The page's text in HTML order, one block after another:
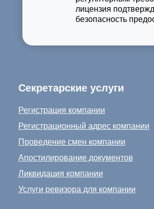
лицензия
безопасность
Секретарские услуги
Регистрация компании
Регистрационный адрес компании
Проведение смен компании
Апостилирование документов
Ликвидация компании
Услуги ревизора для компании